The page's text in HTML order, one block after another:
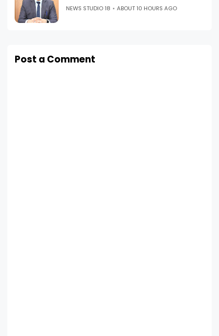
NEWS STUDIO 18 ABOUT 10 HOURS AGO
Post a Comment